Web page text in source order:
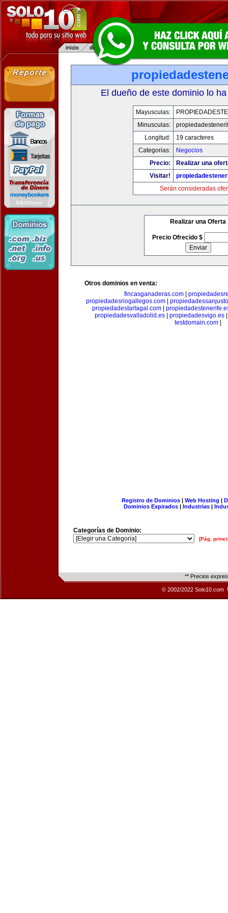
El dueño de este dominio lo
Mayusculas:
Minusculas:
Longitud:
19 caracteres
Categorias:
Negocios
Precio:
Realizar una
Visitar!
Serán consideradas
Realizar una Oferta
Precio Ofrecido $
Otros dominios en venta:
fincasganaderas.com|
propiedadesriogallegos.com|
propiedadestartagal.com|
propiedadesvalladolid.es
propiedadesvigo.es
testdomain.com
Registro de Dominios| Web Hosting |
Dominios Expirados | Industrias |
Categorías de Dominio:
[Pág.
** Precios
© 2002/2022 Solo10.com